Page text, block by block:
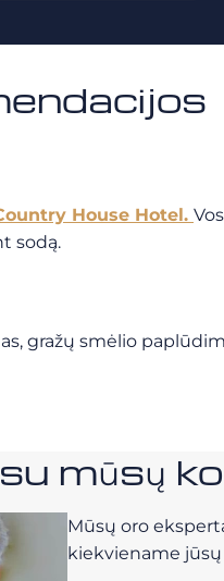
House Hotel.
sodą.
gražų smėlio
mūsų
Mūsų oro
kiekviename